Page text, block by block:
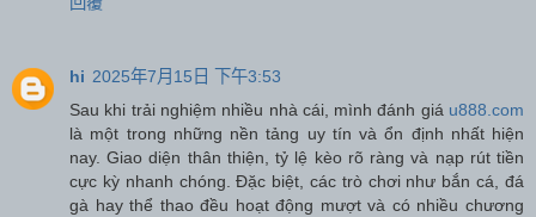
hi 2025年7月15日 下午3:53
Sau khi trải nghiệm nhiều nhà cái, mình đánh giá u888.com
là một trong những nền tảng uy tín và ổn định nhất hiện
nay. Giao diện thân thiện, tỷ lệ kèo rõ ràng và nạp rút tiền
cực kỳ nhanh chóng. Đặc biệt, các trò chơi như bắn cá, đá
gà hay thể thao đều hoạt động mượt và có nhiều chương